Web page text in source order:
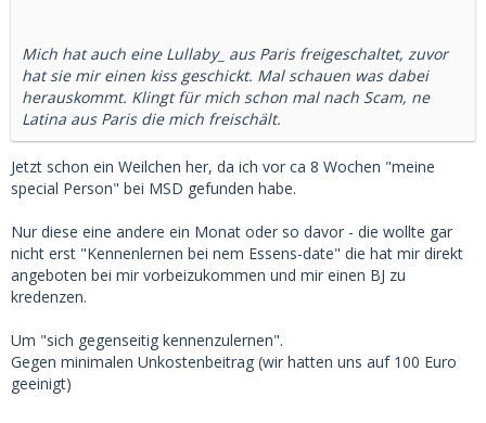
Mich hat auch eine Lullaby_ aus Paris freigeschaltet, zuvor
hat sie mir einen kiss geschickt. Mal schauen was dabei
herauskommt. Klingt für mich schon mal nach Scam, ne
Latina aus Paris die mich freischält.
Jetzt schon ein Weilchen her, da ich vor ca 8 Wochen "meine
special Person" bei MSD gefunden habe.
Nur diese eine andere ein Monat oder so davor - die wollte gar
nicht erst "Kennenlernen bei nem Essens-date" die hat mir direkt
angeboten bei mir vorbeizukommen und mir einen BJ zu
kredenzen.
Um "sich gegenseitig kennenzulernen".
Gegen minimalen Unkostenbeitrag (wir hatten uns auf 100 Euro
geeinigt)